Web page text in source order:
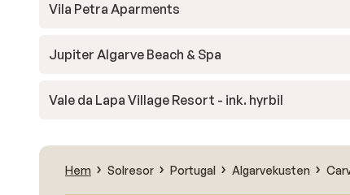
Vila Petra Aparments
Jupiter Algarve Beach & Spa
Vale da Lapa Village Resort - ink. hyrbil
Hem Solresor Portugal Algarvekusten